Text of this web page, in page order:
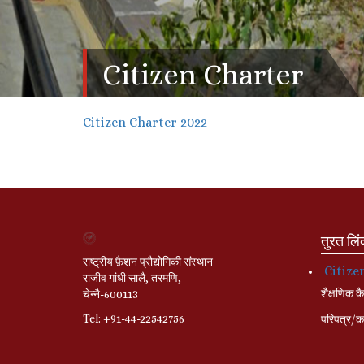
Citizen Charter
Citizen Charter 2022
राष्ट्रीय फ़ैशन प्रौद्योगिकी संस्थान
राजीव गांधी सालै, तरमणि,
चेन्नै-600113
Tel: +91-44-22542756
तुरत
शैक्षणिक
परिपत्र/